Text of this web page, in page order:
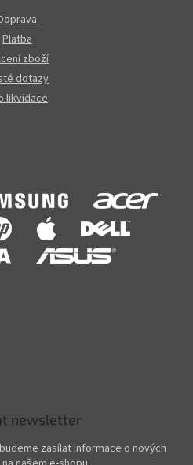
Platba
zboží
dotazy
likvidace
newsletter
zasílat informace o nových